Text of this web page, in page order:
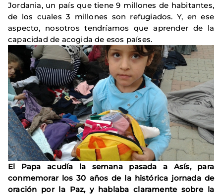
Jordania, un país que tiene 9 millones de habitantes,
de los cuales 3 millones son refugiados. Y, en ese
aspecto, nosotros tendríamos que aprender de la
capacidad de acogida de esos países.
El Papa acudía la semana pasada a Asís, para
conmemorar los 30 años de la histórica jornada de
oración por la Paz, y hablaba claramente sobre la